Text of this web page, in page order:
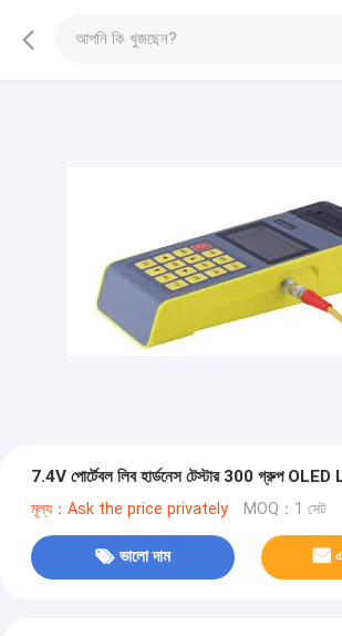
7.4V পোর্টেবল লিব হার্ডনেস টেস্টার 300 গ্রুপ OLED
মূল্য：Ask the price privately MOQ：1 সেট
ভালো দাম